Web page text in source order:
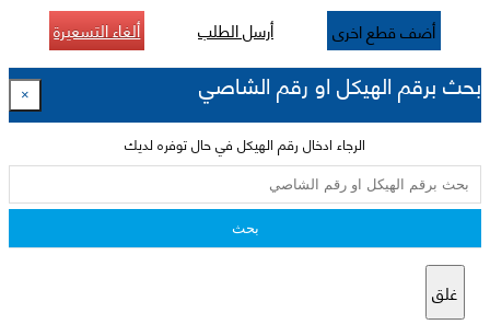
أضف قطع اخرى أرسل الطلب ألغاء التسعيرة
بحث برقم الهيكل او رقم الشاصي ×
الرجاء ادخال رقم الهيكل في حال توفره لديك
بحث
غلق